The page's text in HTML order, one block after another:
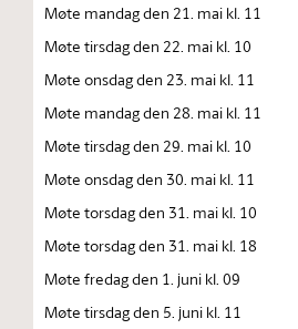
Møte mandag den 21. mai kl. 11
Møte tirsdag den 22. mai kl. 10
Møte onsdag den 23. mai kl. 11
Møte mandag den 28. mai kl. 11
Møte tirsdag den 29. mai kl. 10
Møte onsdag den 30. mai kl. 11
Møte torsdag den 31. mai kl. 10
Møte torsdag den 31. mai kl. 18
Møte fredag den 1. juni kl. 09
Møte tirsdag den 5. juni kl. 11